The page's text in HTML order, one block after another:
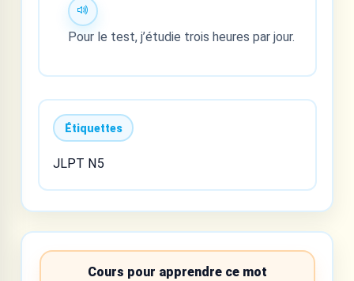
Pour le test, j’étudie trois heures par jour.
Étiquettes
JLPT N5
Cours pour apprendre ce mot